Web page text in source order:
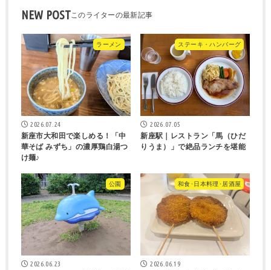
NEW POST
ラーメン
2026.07.24
新座市大和田で楽しめる！「中
華そば みずち」の濃厚鶏白湯つ
け麺♪
ステーキ・ハンバーグ
2026.07.05
新座駅｜レストラン「馬（ひだ
りうま）」で絶品ランチを堪能
公園
2026.06.23
和食･日本料理･居酒屋
2026.06.19